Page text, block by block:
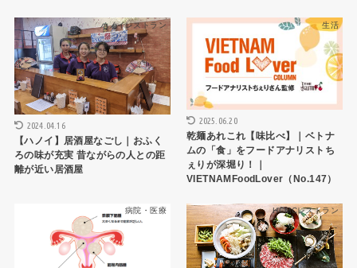
ハノイレストラン
2024.04.16
【ハノイ】居酒屋なごし｜おふく
ろの味が充実 昔ながらの人との距
離が近い居酒屋
生活
2025.06.20
乾麺あれこれ【味比べ】｜ベトナ
ムの「食」をフードアナリストち
ぇりが深堀り！｜
VIETNAMFoodLover（No.147）
病院・医療 HCMCレストラン